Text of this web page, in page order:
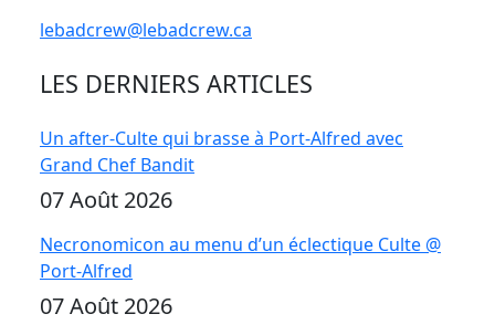
lebadcrew@lebadcrew.ca
LES DERNIERS ARTICLES
Un after-Culte qui brasse à Port-Alfred avec
Grand Chef Bandit
07 Août 2026
Necronomicon au menu d’un éclectique Culte @
Port-Alfred
07 Août 2026